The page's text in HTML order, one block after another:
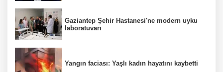
Gaziantep Şehir Hastanesi'ne modern uyku
laboratuvarı
Yangın faciası: Yaşlı kadın hayatını kaybetti